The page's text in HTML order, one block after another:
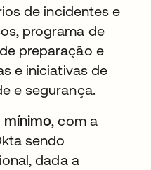
de incidentes e
programa de
preparação e
e iniciativas de
e segurança.
mínimo, com a
sendo
dada a